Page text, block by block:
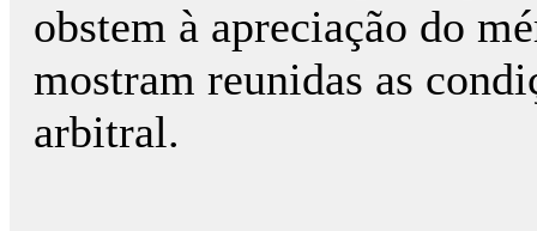
obstem à apreciação do
mostram reunidas as
arbitral.